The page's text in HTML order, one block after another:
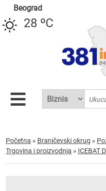
Beograd
28 ºC
Početna » Braničevski okrug »
Trgovina i proizvodnja » ICEBAT